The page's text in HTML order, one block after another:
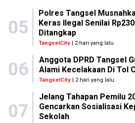
05
Polres Tangsel
Keras Ilegal Senilai
Ditangkap
TangselCity | 2 hari yang lalu
06
Anggota DPRD Tangsel
Alami Kecelakaan Di Tol
TangselCity| 2 hari yang lalu
07
Jelang Tahapan Pemilu
Gencarkan Sosialisasi
Sekolah